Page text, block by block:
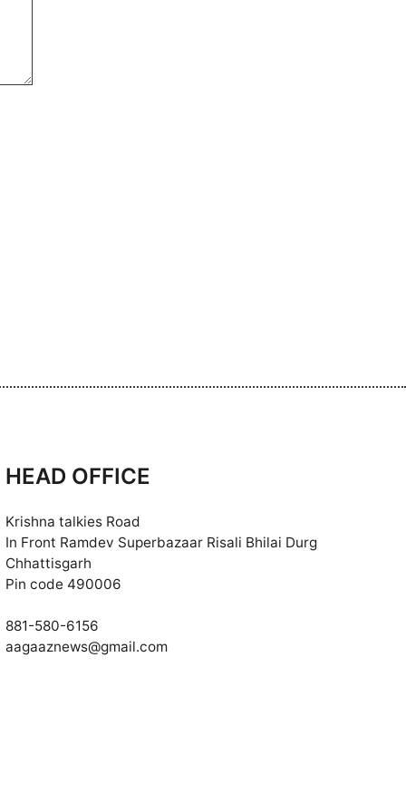
HEAD OFFICE
Krishna talkies Road
In Front Ramdev Superbazaar Risali Bhilai Durg
Chhattisgarh
Pin code 490006
881-580-6156
aagaaznews@gmail.com